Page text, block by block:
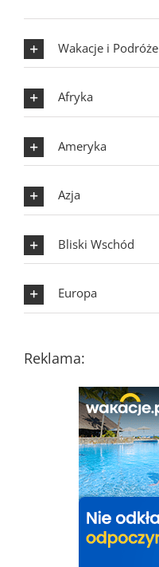
Wakacje i Podróże
Afryka
Ameryka
Azja
Bliski Wschód
Europa
Reklama: